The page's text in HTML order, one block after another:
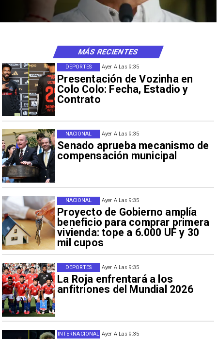
Ayer A Las 9:35
Presentación de Vozinha en
Colo Colo: Fecha, Estadio y
Contrato
DEPORTES
Ayer A Las 9:35
Senado aprueba mecanismo de
compensación municipal
NACIONAL
Ayer A Las 9:35
Proyecto de Gobierno amplía
beneficio para comprar primera
vivienda: tope a 6.000 UF y 30
mil cupos
NACIONAL
Ayer A Las 9:35
La Roja enfrentará a los
anfitriones del Mundial 2026
DEPORTES
Ayer A Las 9:35
INTERNACIONAL
MÁS RECIENTES